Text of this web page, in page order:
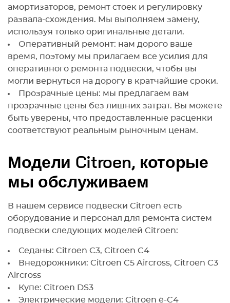
амортизаторов, ремонт стоек и регулировку
развала-схождения. Мы выполняем замену,
используя только оригинальные детали.
Оперативный ремонт: нам дорого ваше
время, поэтому мы прилагаем все усилия для
оперативного ремонта подвески, чтобы вы
могли вернуться на дорогу в кратчайшие сроки.
Прозрачные цены: мы предлагаем вам
прозрачные цены без лишних затрат. Вы можете
быть уверены, что предоставленные расценки
соответствуют реальным рыночным ценам.
Модели Citroen, которые
мы обслуживаем
В нашем сервисе подвески Citroen есть
оборудование и персонал для ремонта систем
подвески следующих моделей Citroen:
Седаны: Citroen C3, Citroen C4
Внедорожники: Citroen C5 Aircross, Citroen C3
Aircross
Купе: Citroen DS3
Электрические модели: Citroen ë-C4